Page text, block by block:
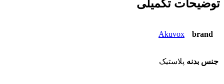
توضیحات تکمیلی
brand
Akuvox
جنس بدنه پلاستیک